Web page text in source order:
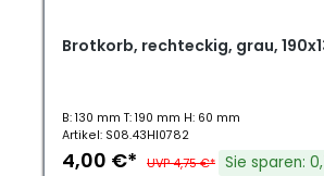
Brotkorb, rechteckig, grau,
B: 130 mm T: 190 mm H: 60 mm
Artikel: S08.43HI0782
4,00 €* UVP 4,75 €* Sie sparen: